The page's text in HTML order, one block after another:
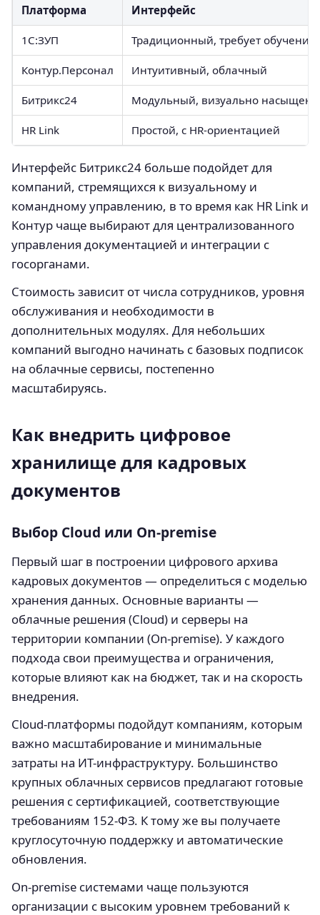
Платформа Интерфейс
1С:ЗУП Традиционный, требует обучения
Контур.Персонал Интуитивный, облачный
Битрикс24 Модульный, визуально насыщен
HR Link Простой, с HR-ориентацией
Интерфейс Битрикс24 больше подойдет для
компаний, стремящихся к визуальному и
командному управлению, в то время как HR Link и
Контур чаще выбирают для централизованного
управления документацией и интеграции с
госорганами.
Стоимость зависит от числа сотрудников, уровня
обслуживания и необходимости в
дополнительных модулях. Для небольших
компаний выгодно начинать с базовых подписок
на облачные сервисы, постепенно
масштабируясь.
Как внедрить цифровое
хранилище для кадровых
документов
Выбор Cloud или On-premise
Первый шаг в построении цифрового архива
кадровых документов — определиться с моделью
хранения данных. Основные варианты —
облачные решения (Cloud) и серверы на
территории компании (On-premise). У каждого
подхода свои преимущества и ограничения,
которые влияют как на бюджет, так и на скорость
внедрения.
Cloud-платформы подойдут компаниям, которым
важно масштабирование и минимальные
затраты на ИТ-инфраструктуру. Большинство
крупных облачных сервисов предлагают готовые
решения с сертификацией, соответствующие
требованиям 152-ФЗ. К тому же вы получаете
круглосуточную поддержку и автоматические
обновления.
On-premise системами чаще пользуются
организации с высоким уровнем требований к